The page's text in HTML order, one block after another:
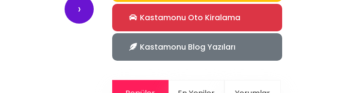
›
Kastamonu Oto Kiralama
Kastamonu Blog Yazıları